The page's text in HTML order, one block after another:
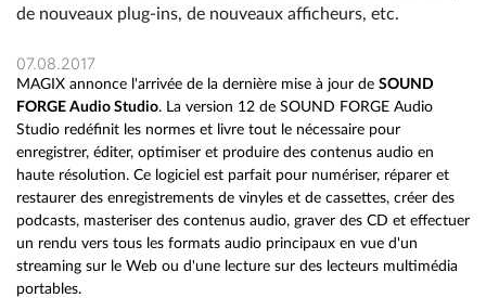
de nouveaux plug-ins, de nouveaux afficheurs, etc.
07.08.2017
MAGIX annonce l'arrivée de la dernière mise à jour de SOUND
FORGE Audio Studio. La version 12 de SOUND FORGE Audio
Studio redéfinit les normes et livre tout le nécessaire pour
enregistrer, éditer, optimiser et produire des contenus audio en
haute résolution. Ce logiciel est parfait pour numériser, réparer et
restaurer des enregistrements de vinyles et de cassettes, créer des
podcasts, masteriser des contenus audio, graver des CD et effectuer
un rendu vers tous les formats audio principaux en vue d'un
streaming sur le Web ou d'une lecture sur des lecteurs multimédia
portables.